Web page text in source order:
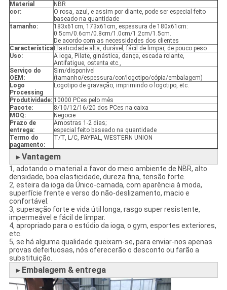
Material
NBR
cor:
O rosa, azul, e assim por diante, pode ser especial feito
baseado na quantidade
tamanho:
183x61cm, 173x61cm, espessura de 180x61cm:
0.5cm/0.6cm/0.8cm/1.0cm/1.2cm/1.5cm.
De acordo com as necessidades dos clientes
Característica Elasticidade alta, durável, fácil de limpar, de pouco peso
Uso:
A ioga, Pilate, ginástica, dança, escada rolante,
Antifatigue, ostenta etc.,
Serviço do
OEM:
Sim/disponível
(tamanho/espessura/cor/logotipo/cópia/embalagem)
Logo
Processing
Logotipo de gravação, imprimindo o logotipo, etc.
Produtividade: 10000 PCes pelo mês
Pacote:
8/10/12/16/20 dos PCes na caixa
MOQ:
Negocie
Prazo de
entrega:
Amostras 1-2 dias;
especial feito baseado na quantidade
Termo do
pagamento:
T/T, L/C, PAYPAL, WESTERN UNION
►Vantagem
1, adotando o material a favor do meio ambiente de NBR, alto
densidade, boa elasticidade, dureza fina, tensão forte.
2, esteira da ioga da Único-camada, com aparência à moda,
superfície frente e verso do não-deslizamento, macio e
confortável.
3, superação forte e vida útil longa, rasgo super resistente,
impermeável e fácil de limpar.
4, apropriado para o estúdio da ioga, o gym, esportes exteriores,
etc.
5, se há alguma qualidade queixam-se, para enviar-nos apenas
provas defeituosas, nós oferecerão o desconto ou farão a
substituição.
► Embalagem & entrega